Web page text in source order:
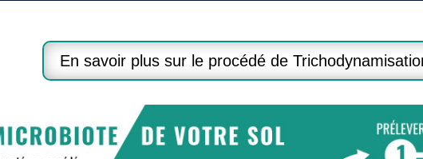
En savoir plus sur le procédé de